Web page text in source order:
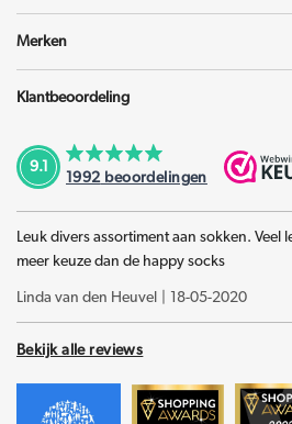
Merken
Klantbeoordeling
9.1
1992beoordelingen
Leuk divers assortiment aan sokken. Veel
meer keuze dan de happy socks
Linda van den Heuvel 18-05-2020
Bekijk alle reviews